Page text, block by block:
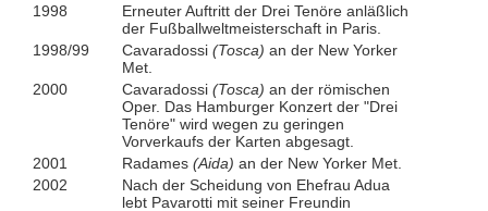
1998
Erneuter Auftritt der Drei Tenöre anläßlich
der Fußballweltmeisterschaft in Paris.
1998/99
Cavaradossi (Tosca) an der New Yorker
Met.
2000
Cavaradossi (Tosca) an der römischen
Oper. Das Hamburger Konzert der "Drei
Tenöre" wird wegen zu geringen
Vorverkaufs der Karten abgesagt.
2001
Radames (Aida) an der New Yorker Met.
2002
Nach der Scheidung von Ehefrau Adua
lebt Pavarotti mit seiner Freundin